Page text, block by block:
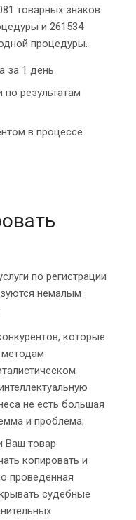
товарных знаков
и 261534
процедуры.
за 1 день
по результатам
в процессе
по регистрации
немалым
которые
не есть большая
и проблема;
Ваш товар
копировать и
проведенная
судебные